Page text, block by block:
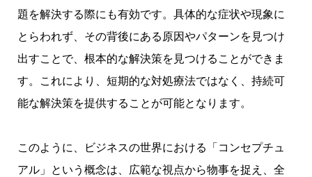
題を解決する際にも有効です。具体的な症状や現象に
とらわれず、その背後にある原因やパターンを見つけ
出すことで、根本的な解決策を見つけることができま
す。これにより、短期的な対処療法ではなく、持続可
能な解決策を提供することが可能となります。
このように、ビジネスの世界における「コンセプチュ
アル」という概念は、広範な視点から物事を捉え、全